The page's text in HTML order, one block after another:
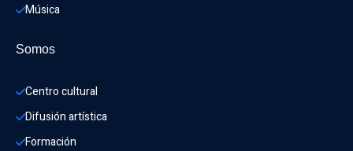
Música
Somos
Centro cultural
Difusión artística
Formación